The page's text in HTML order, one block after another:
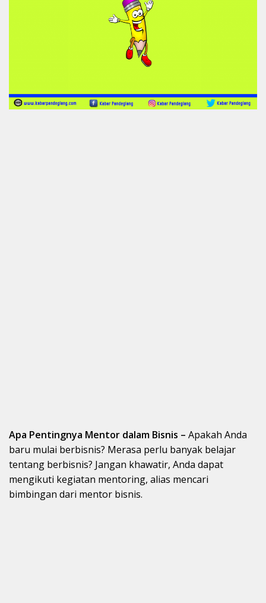
Apa Pentingnya Mentor dalam Bisnis – Apakah Anda
baru mulai berbisnis? Merasa perlu banyak belajar
tentang berbisnis? Jangan khawatir, Anda dapat
mengikuti kegiatan mentoring, alias mencari
bimbingan dari mentor bisnis.